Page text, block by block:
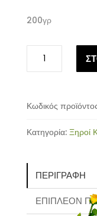
200γρ
Απύρηνοι
200gr
Κωδικός
Κατηγορία: Ξηροί
ΠΕΡΙΓΡΑΦΉ
ΕΠΙΠΛΈΟΝ